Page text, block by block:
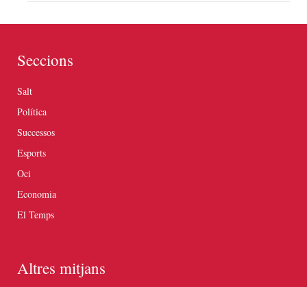
Seccions
Salt
Política
Successos
Esports
Oci
Economia
El Temps
Altres mitjans